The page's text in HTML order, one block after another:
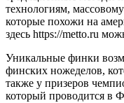
технологиям,
которые похожи на
здесь https://metto.ru
Уникальные финки
финских ножеделов,
также у призеров
который проводится в